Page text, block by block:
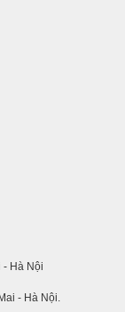
- Hà Nội
- Hà Nội.